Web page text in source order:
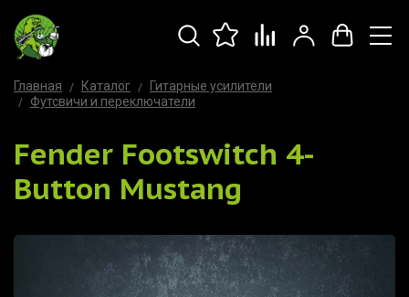
Главная Каталог
Гитарные усилители
Футсвичи и переключатели
Fender Footswitch 4-
Button Mustang